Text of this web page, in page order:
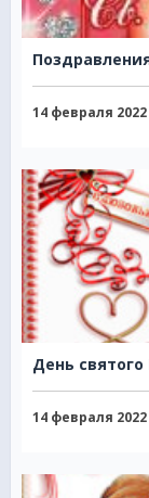
14 февраля 2022
14 февраля 2022